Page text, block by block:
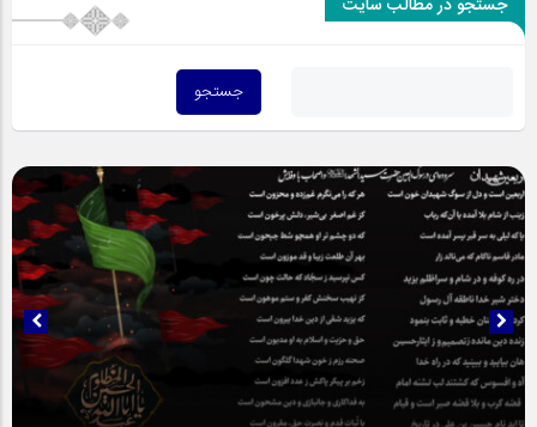
جستجو در مطالب سایت